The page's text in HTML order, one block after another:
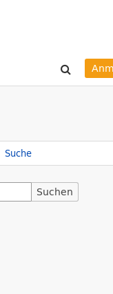
Suche
Suchen